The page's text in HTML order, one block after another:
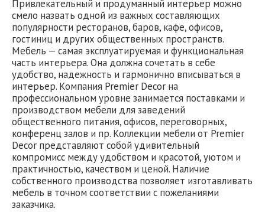
Привлекательный и продуманный интерьер можно
смело назвать одной из важных составляющих
популярности ресторанов, баров, кафе, офисов,
гостиниц и других общественных пространств.
Мебель — самая эксплуатируемая и функциональная
часть интерьера. Она должна сочетать в себе
удобство, надежность и гармонично вписываться в
интерьер. Компания Premier Decor на
профессиональном уровне занимается поставками и
производством мебели для заведений
общественного питания, офисов, переговорных,
конференц залов и пр. Коллекции мебели от Premier
Decor представляют собой удивительный
компромисс между удобством и красотой, уютом и
практичностью, качеством и ценой. Наличие
собственного производства позволяет изготавливать
мебель в точном соответствии с пожеланиями
заказчика.